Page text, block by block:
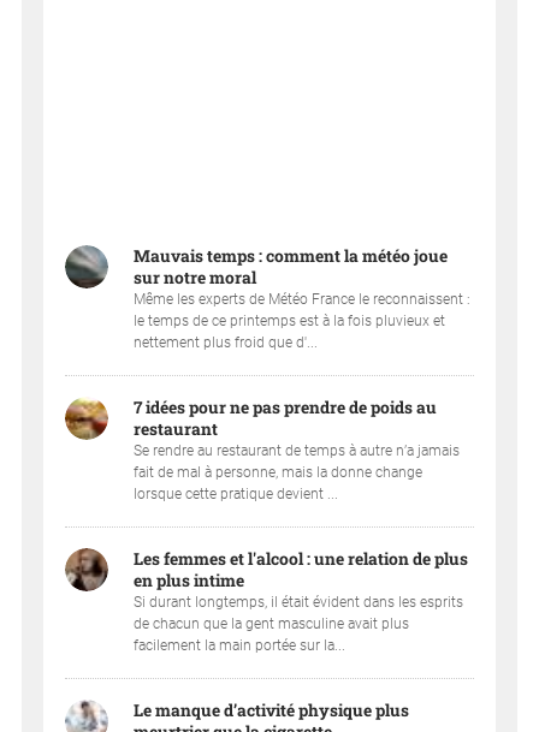
Mauvais temps : comment la météo joue
sur notre moral
Même les experts de Météo France le reconnaissent :
le temps de ce printemps est à la fois pluvieux et
nettement plus froid que d'...
7 idées pour ne pas prendre de poids au
restaurant
Se rendre au restaurant de temps à autre n’a jamais
fait de mal à personne, mais la donne change
lorsque cette pratique devient ...
Les femmes et l'alcool : une relation de plus
en plus intime
Si durant longtemps, il était évident dans les esprits
de chacun que la gent masculine avait plus
facilement la main portée sur la...
Le manque d’activité physique plus